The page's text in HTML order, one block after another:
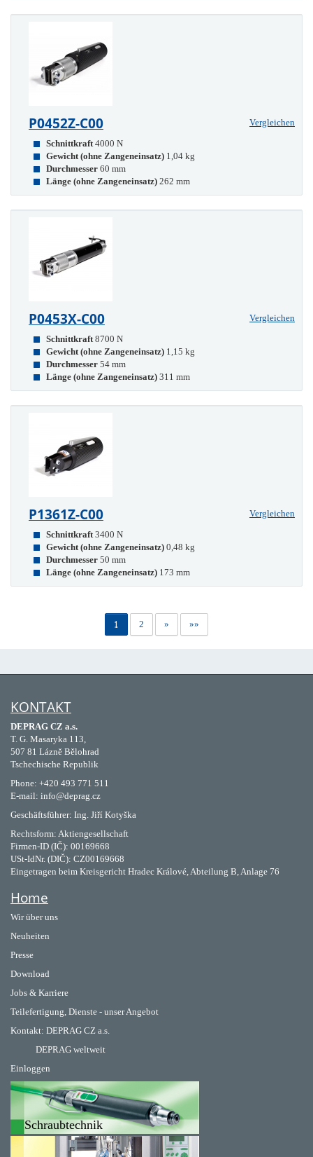
P0452Z-C00
Vergleichen
Schnittkraft 4000 N
Gewicht (ohne Zangeneinsatz) 1,04 kg
Durchmesser 60 mm
Länge (ohne Zangeneinsatz) 262 mm
P0453X-C00
Vergleichen
Schnittkraft 8700 N
Gewicht (ohne Zangeneinsatz) 1,15 kg
Durchmesser 54 mm
Länge (ohne Zangeneinsatz) 311 mm
P1361Z-C00
Vergleichen
Schnittkraft 3400 N
Gewicht (ohne Zangeneinsatz) 0,48 kg
Durchmesser 50 mm
Länge (ohne Zangeneinsatz) 173 mm
1 2 » »»
KONTAKT
DEPRAG CZ a.s.
T. G. Masaryka 113,
507 81 Lázně Bělohrad
Tschechische Republik
Phone: +420 493 771 511
E-mail: info@deprag.cz
Geschäftsführer: Ing. Jiří Kotyška
Rechtsform: Aktiengesellschaft
Firmen-ID (IČ): 00169668
USt-IdNr. (DIČ): CZ00169668
Eingetragen beim Kreisgericht Hradec Králové, Abteilung B, Anlage 76
Home
Wir über uns
Neuheiten
Presse
Download
Jobs & Karriere
Teilefertigung, Dienste - unser Angebot
Kontakt: DEPRAG CZ a.s.
DEPRAG weltweit
Einloggen
Schraubtechnik